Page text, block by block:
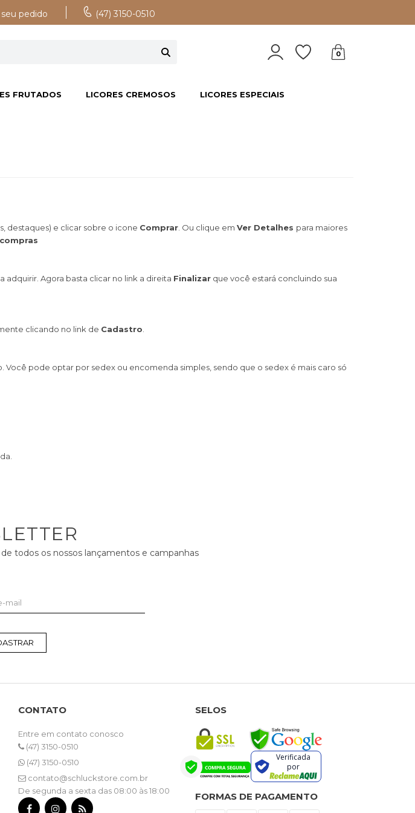
pedido (47) 3150-0510
0
FRUTADOS LICORES CREMOSOS LICORES ESPECIAIS
destaques) e clicar sobre o icone Comprar . Ou clique em Ver Detalhes para maiores
Agora basta clicar no link a direita Finalizar que você estará concluindo sua
clicando no link de Cadastro
pode optar por sedex ou encomenda simples, sendo que o sedex é mais caro só
todos os nossos lançamentos e campanhas
CONTATO
Entre em contato conosco
(47) 3150-0510
(47) 3150-0510
contato@schluckstore.com.br
De segunda a sexta das 08:00 às 18:00
SELOS
Verificada
por
FORMAS DE PAGAMENTO